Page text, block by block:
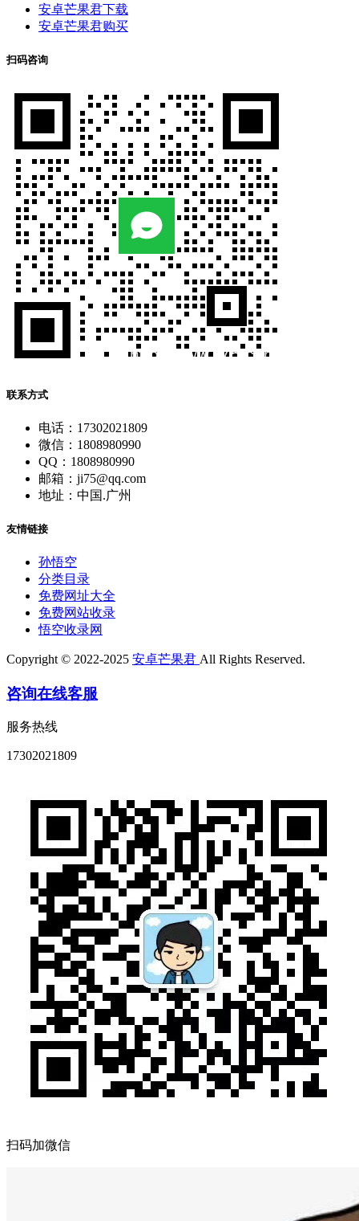
安卓芒果君下载
安卓芒果君购买
扫码咨询
联系方式
电话：17302021809
微信：1808980990
QQ：1808980990
邮箱：ji75@qq.com
地址：中国.广州
友情链接
孙悟空
分类目录
免费网址大全
免费网站收录
悟空收录网
Copyright © 2022-2025 安卓芒果君 All Rights Reserved.
咨询在线客服
服务热线
17302021809
扫码加微信